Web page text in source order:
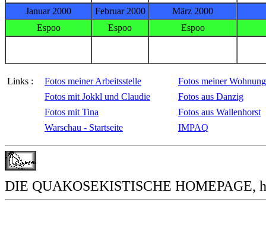
Januar 2000
Februar 2000
März 2000
Espoo
Espoo Espoo
Links : Fotos meiner Arbeitsstelle
Fotos meiner Wohnung
Fotos mit Jokkl und Claudie
Fotos aus Danzig
Fotos mit Tina
Fotos aus Wallenhorst
Warschau - Startseite
IMPAQ
DIE QUAKOSEKISTISCHE HOMEPAGE,